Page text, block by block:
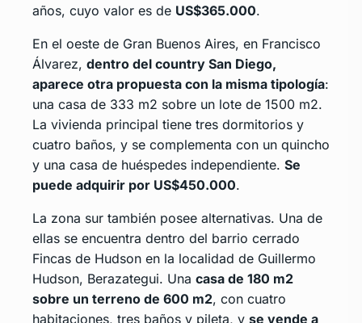
años, cuyo valor es de US$365.000.
En el oeste de Gran Buenos Aires, en Francisco
Álvarez, dentro del country San Diego,
aparece otra propuesta con la misma tipología:
una casa de 333 m2 sobre un lote de 1500 m2.
La vivienda principal tiene tres dormitorios y
cuatro baños, y se complementa con un quincho
y una casa de huéspedes independiente. Se
puede adquirir por US$450.000.
La zona sur también posee alternativas. Una de
ellas se encuentra dentro del barrio cerrado
Fincas de Hudson en la localidad de Guillermo
Hudson, Berazategui. Una casa de 180 m2
sobre un terreno de 600 m2, con cuatro
habitaciones, tres baños y pileta, y se vende a